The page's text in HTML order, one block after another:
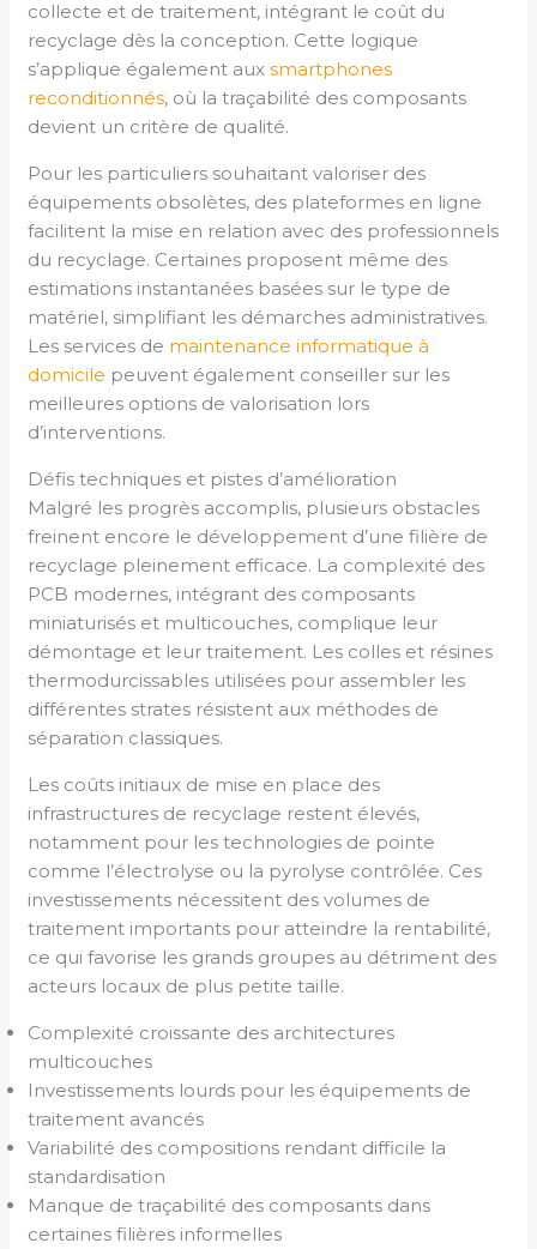
collecte et de traitement, intégrant le coût du
recyclage dès la conception. Cette logique
s’applique également auxsmartphones
reconditionnés, où la traçabilité des composants
devient un critère de qualité.
Pour les particuliers souhaitant valoriser des
équipements obsolètes, des plateformes en ligne
facilitent la mise en relation avec des professionnels
du recyclage. Certaines proposent même des
estimations instantanées basées sur le type de
matériel, simplifiant les démarches administratives.
Les services de maintenance informatique à
domicile peuvent également conseiller sur les
meilleures options de valorisation lors
d’interventions.
Défis techniques et pistes d’amélioration
Malgré les progrès accomplis, plusieurs obstacles
freinent encore le développement d’une filière de
recyclage pleinement efficace. La complexité des
PCB modernes, intégrant des composants
miniaturisés et multicouches, complique leur
démontage et leur traitement. Les colles et résines
thermodurcissables utilisées pour assembler les
différentes strates résistent aux méthodes de
séparation classiques.
Les coûts initiaux de mise en place des
infrastructures de recyclage restent élevés,
notamment pour les technologies de pointe
comme l’électrolyse ou la pyrolyse contrôlée. Ces
investissements nécessitent des volumes de
traitement importants pour atteindre la rentabilité,
ce qui favorise les grands groupes au détriment des
acteurs locaux de plus petite taille.
Complexité croissante des architectures
multicouches
Investissements lourds pour les équipements de
traitement avancés
Variabilité des compositions rendant difficile la
standardisation
Manque de traçabilité des composants dans
certaines filières informelles